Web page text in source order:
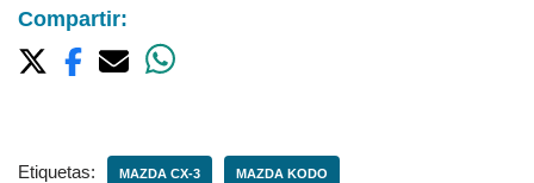
Compartir:
Etiquetas: MAZDA CX-3 MAZDA KODO